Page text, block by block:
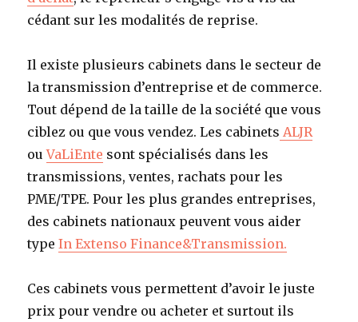
cédant sur les modalités de reprise.
Il existe plusieurs cabinets dans le secteur de
la transmission d’entreprise et de commerce.
Tout dépend de la taille de la société que vous
ciblez ou que vous vendez. Les cabinets ALJR
ouVaLiEnte sont spécialisés dans les
transmissions, ventes, rachats pour les
PME/TPE. Pour les plus grandes entreprises,
des cabinets nationaux peuvent vous aider
typeIn Extenso Finance&Transmission.
Ces cabinets vous permettent d’avoir le juste
prix pour vendre ou acheter et surtout ils